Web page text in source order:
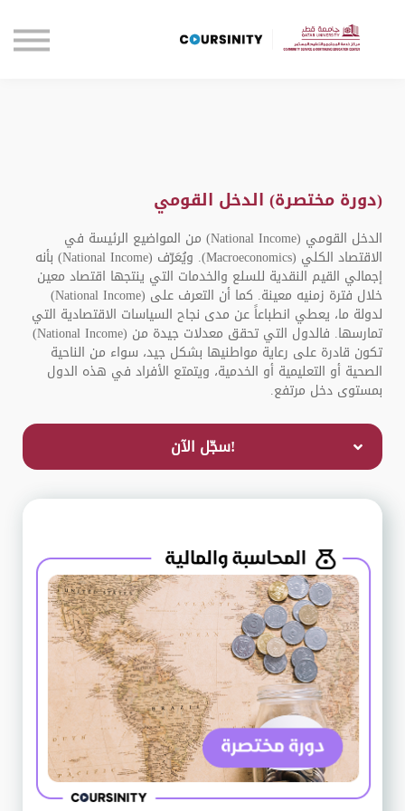
تواصل معنا
(دورة مختصرة) الدخل القومي
الدخل القومي (National Income) من المواضيع الرئيسة في
الاقتصاد الكلي (Macroeconomics). ويُعَرّف (National Income) بأنه
إجمالي القيم النقدية للسلع والخدمات التي ينتجها اقتصاد معين
خلال فترة زمنيه معينة. كما أن التعرف على (National Income)
لدولة ما، يعطي انطباعاً عن مدى نجاح السياسات الاقتصادية التي
تمارسها. فالدول التي تحقق معدلات جيدة من (National Income)
تكون قادرة على رعاية مواطنيها بشكل جيد، سواء من الناحية
الصحية أو التعليمية أو الخدمية، ويتمتع الأفراد في هذه الدول
بمستوى دخل مرتفع.
!سجّل الآن